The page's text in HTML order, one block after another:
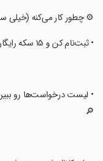
‏⚙️ چطور کار می‌کنه (خیلی
‏• ثبت‌نام کن و ۱۵ سکه رایگان بگیر 🎁
‏• لیست درخواست‌ها رو
🔎